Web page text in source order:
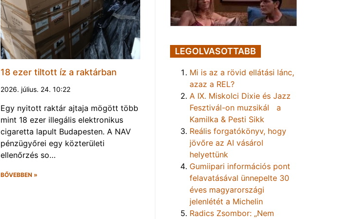
18 ezer tiltott íz a raktárban
2026. július. 24. 10:22
Egy nyitott raktár ajtaja mögött több
mint 18 ezer illegális elektronikus
cigaretta lapult Budapesten. A NAV
pénzügyőrei egy közterületi
ellenőrzés so…
BŐVEBBEN »
LEGOLVASOTTABB
Mi is az a rövid ellátási lánc,
azaz a REL?
A IX. Miskolci Dixie és Jazz
Fesztivál-on muzsikál a
Kamilka & Pesti Sikk
Reális forgatókönyv, hogy
jövőre az AI vásárol
helyettünk
Gumiipari információs pont
felavatásával ünnepelte 30
éves magyarországi
jelenlétét a Michelin
Radics Zsombor: „Nem